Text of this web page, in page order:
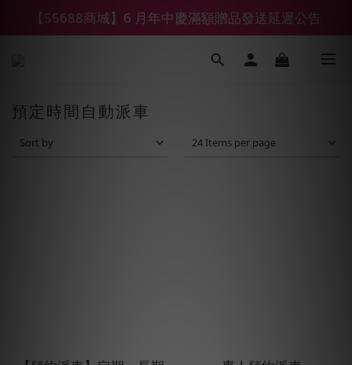
【鑽石熊/金熊新客首購限定】優惠搭車金
【55688商城】6 月年中慶滿額贈品發送延遲公告
【鑽石熊/金熊新客首購限定】優惠搭車金
預定時間自動派車
Sort by 24 Items per page